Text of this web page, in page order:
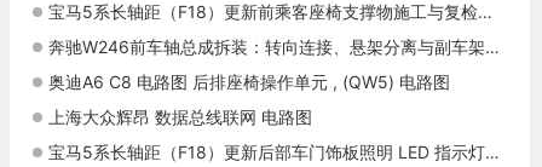
宝马5系长轴距（F18）更新前乘客座椅支撑物施工与复检标准
奔驰W246前车轴总成拆装：转向连接、悬架分离与副车架支撑
奥迪A6 C8 电路图 后排座椅操作单元 , (QW5) 电路图
上海大众辉昂 数据总线联网 电路图
宝马5系长轴距（F18）更新后部车门饰板照明 LED 指示灯施工与复检标准